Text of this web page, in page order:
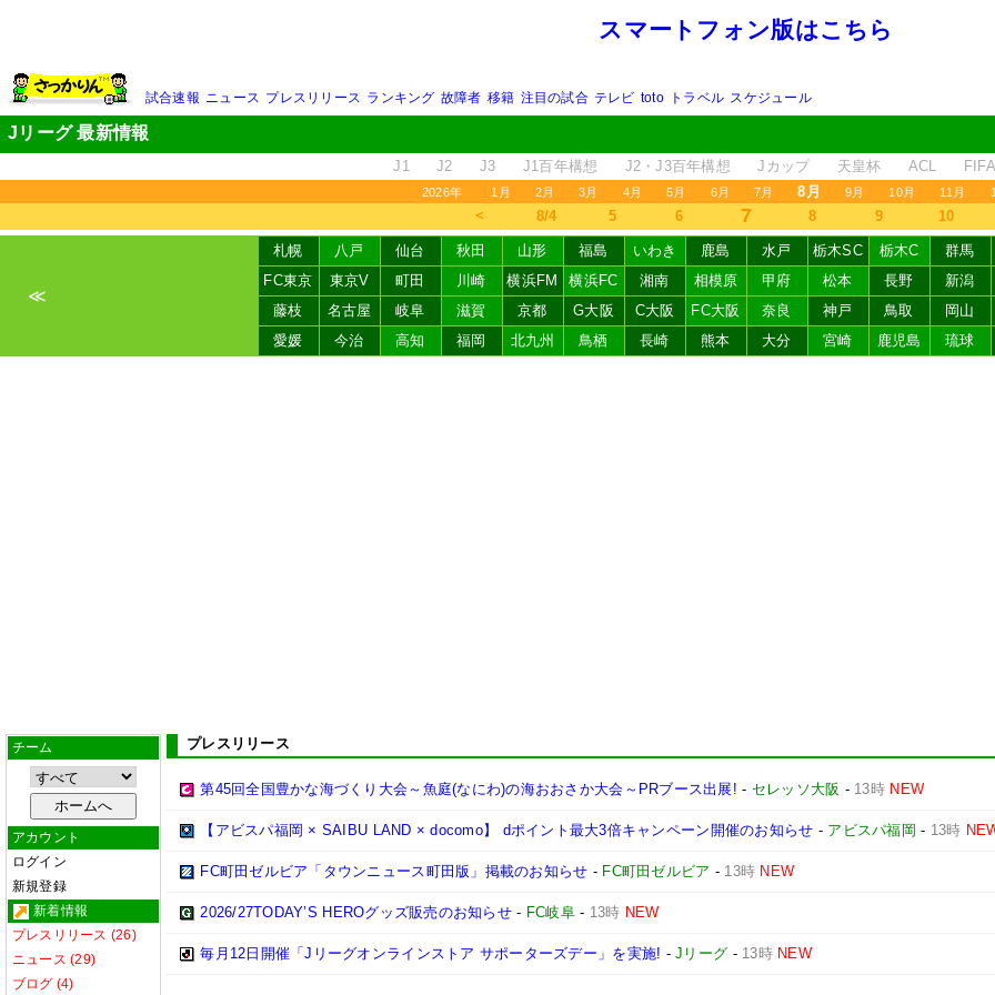
スマートフォン版はこちら
試合速報 ニュース プレスリリース ランキング 故障者 移籍 注目の試合 テレビ toto トラベル スケジュール
Jリーグ 最新情報
J1 J2 J3 J1百年構想 J2・J3百年構想 Jカップ 天皇杯 ACL
2026年 1月 2月 3月 4月 5月 6月 7月 8月 9月 10月 11月
＜ 8/4 5 6 7 8 9 10
≪
札幌 八戸 仙台 秋田 山形 福島 いわき 鹿島 水戸 栃木SC 栃木C
群馬
FC東京
東京V 町田 川崎 横浜FM 横浜FC 湘南 相模原 甲府 松本 長野
新潟
藤枝
名古屋 岐阜 滋賀 京都 G大阪 C大阪 FC大阪 奈良 神戸 鳥取
岡山
愛媛
今治 高知 福岡 北九州 鳥栖 長崎 熊本 大分 宮崎 鹿児島 琉球
チーム
アカウント
ログイン
新規登録
新着情報
プレスリリース (26)
ニュース (29)
ブログ (4)
プレスリリース
第45回全国豊かな海づくり大会～魚庭(なにわ)の海おおさか大会～PRブース出展! - セレッソ大阪 - 13時 NEW
【アビスパ福岡 × SAIBU LAND × docomo】 dポイント最大3倍キャンペーン開催のお知らせ - アビスパ福岡 - 13時
FC町田ゼルビア「タウンニュース町田版」掲載のお知らせ - FC町田ゼルビア - 13時 NEW
2026/27TODAY’S HEROグッズ販売のお知らせ - FC岐阜- 13時 NEW
毎月12日開催「Jリーグオンラインストア サポーターズデー」を実施! -Jリーグ - 13時 NEW